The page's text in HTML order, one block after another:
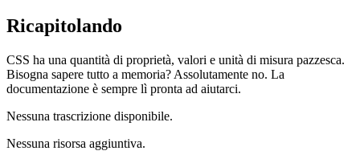
Ricapitolando
CSS ha una quantità di proprietà, valori e unità di misura pazzesca.
Bisogna sapere tutto a memoria? Assolutamente no. La
documentazione è sempre lì pronta ad aiutarci.
Nessuna trascrizione disponibile.
Nessuna risorsa aggiuntiva.